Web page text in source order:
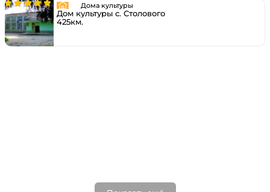
Дома культуры
Дом культуры с. Столового
425км.